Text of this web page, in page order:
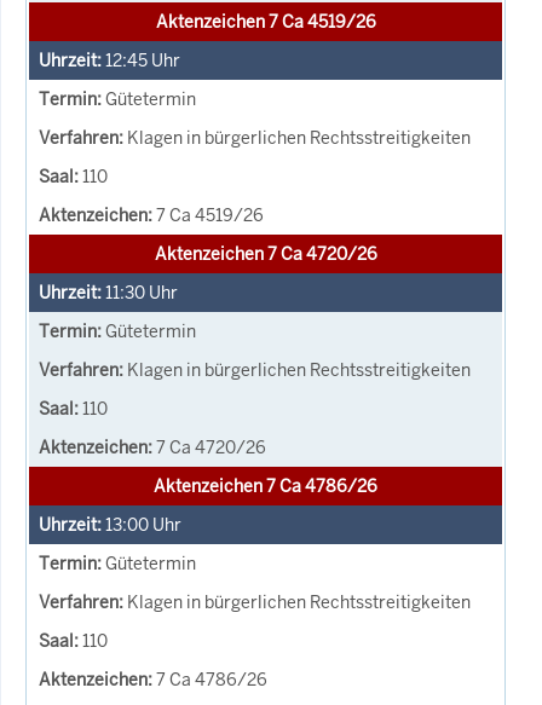
Aktenzeichen 7 Ca 4519/26
12:45 Uhr
Gütetermin
Klagen in bürgerlichen Rechtsstreitigkeiten
110
7 Ca 4519/26
Aktenzeichen 7 Ca 4720/26
11:30 Uhr
Gütetermin
Klagen in bürgerlichen Rechtsstreitigkeiten
110
7 Ca 4720/26
Aktenzeichen 7 Ca 4786/26
13:00 Uhr
Gütetermin
Klagen in bürgerlichen Rechtsstreitigkeiten
110
7 Ca 4786/26